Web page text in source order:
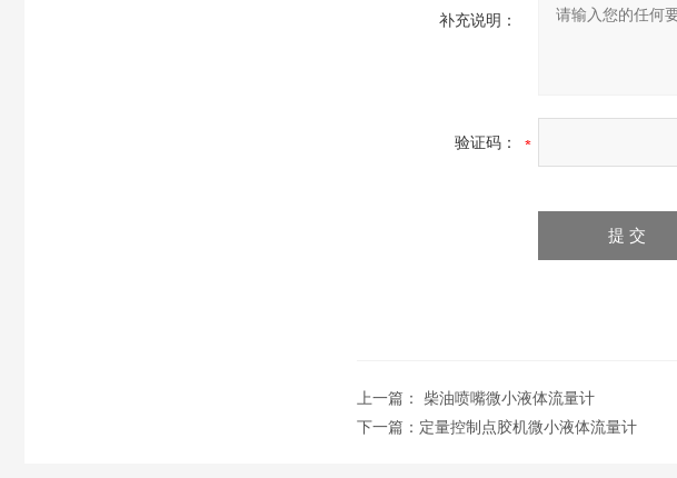
补充说明：
验证码：
上一篇： 柴油喷嘴微小液体流量计
下一篇： 定量控制点胶机微小液体流量计